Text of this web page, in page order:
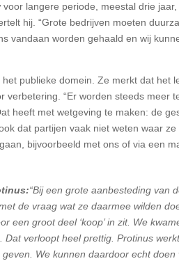
langere periode, meestal drie
hij. “Grote bedrijven moeten
vandaan worden gehaald en wij
publieke domein. Ze merkt dat het
verbetering. “Er worden steeds meer
heeft met wetgeving te maken: de
dat partijen vaak niet weten waar
bijvoorbeeld met ons of via een
“Bij een grote aanbesteding van
de vraag wat ze daarmee wilden
een groot deel ‘koop’ in zit. We
Dat verloopt heel prettig. Protinus
We kunnen daardoor echt doen